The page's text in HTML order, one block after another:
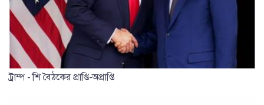
ট্রাম্প - শি বৈঠকের প্রাপ্তি-অপ্রাপ্তি